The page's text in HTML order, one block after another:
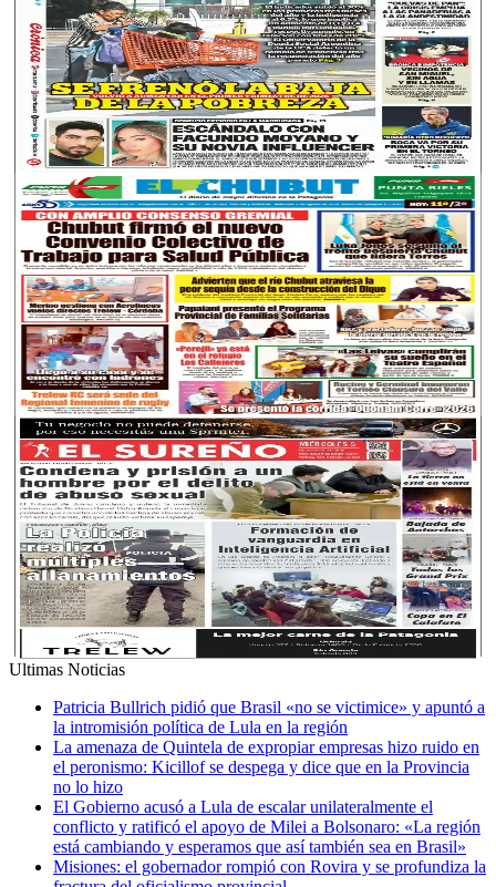
Ultimas Noticias
Patricia Bullrich pidió que Brasil «no se victimice» y apuntó a
la intromisión política de Lula en la región
La amenaza de Quintela de expropiar empresas hizo ruido en
el peronismo: Kicillof se despega y dice que en la Provincia
no lo hizo
El Gobierno acusó a Lula de escalar unilateralmente el
conflicto y ratificó el apoyo de Milei a Bolsonaro: «La región
está cambiando y esperamos que así también sea en Brasil»
Misiones: el gobernador rompió con Rovira y se profundiza la